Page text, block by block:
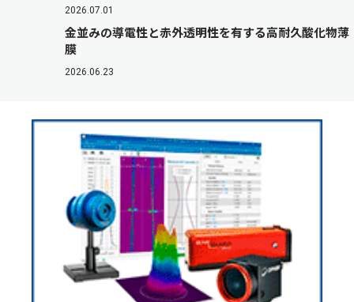
2026.07.01
金並みの導電性と赤外透明性を有する高耐久酸化物薄
膜
2026.06.23